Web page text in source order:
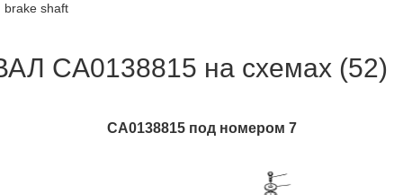
brake shaft
CA0138815 на схемах (52)
CA0138815 под номером 7